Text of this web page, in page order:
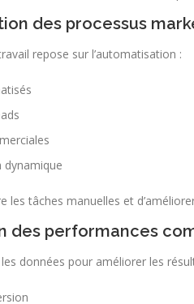
des processus
repose sur l’automatisation :
dynamique
les tâches manuelles et
des performances
données pour améliorer les